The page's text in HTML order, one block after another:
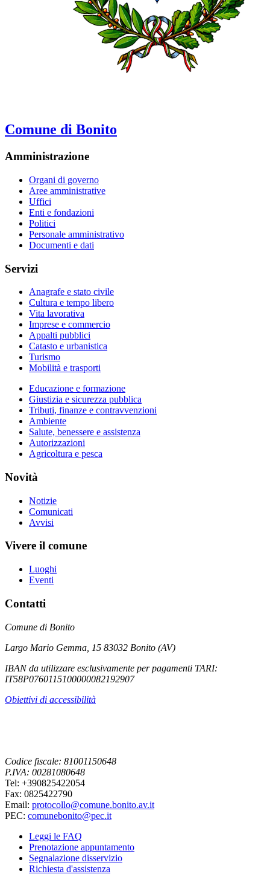
Comune di Bonito
Amministrazione
Organi di governo
Aree amministrative
Uffici
Enti e fondazioni
Politici
Personale amministrativo
Documenti e dati
Servizi
Anagrafe e stato civile
Cultura e tempo libero
Vita lavorativa
Imprese e commercio
Appalti pubblici
Catasto e urbanistica
Turismo
Mobilità e trasporti
Educazione e formazione
Giustizia e sicurezza pubblica
Tributi, finanze e contravvenzioni
Ambiente
Salute, benessere e assistenza
Autorizzazioni
Agricoltura e pesca
Novità
Notizie
Comunicati
Avvisi
Vivere il comune
Luoghi
Eventi
Contatti
Comune di Bonito
Largo Mario Gemma, 15 83032 Bonito (AV)
IBAN da utilizzare esclusivamente per pagamenti TARI:
IT58P0760115100000082192907
Obiettivi di accessibilità
Codice fiscale: 81001150648
P.IVA: 00281080648
Tel: +390825422054
Fax: 0825422790
Email: protocollo@comune.bonito.av.it
PEC: comunebonito@pec.it
Leggi le FAQ
Prenotazione appuntamento
Segnalazione disservizio
Richiesta d'assistenza